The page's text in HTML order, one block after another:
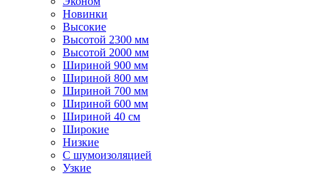
Новинки
Высокие
Высотой 2300 мм
Высотой 2000 мм
Шириной 900 мм
Шириной 800 мм
Шириной 700 мм
Шириной 600 мм
Шириной 40 см
Широкие
Низкие
С шумоизоляцией
Узкие